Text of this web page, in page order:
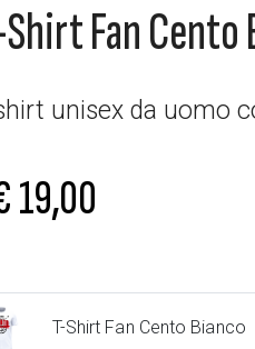
Fan Cento
unisex da uomo
19,00
T-Shirt Fan Cento Bianco